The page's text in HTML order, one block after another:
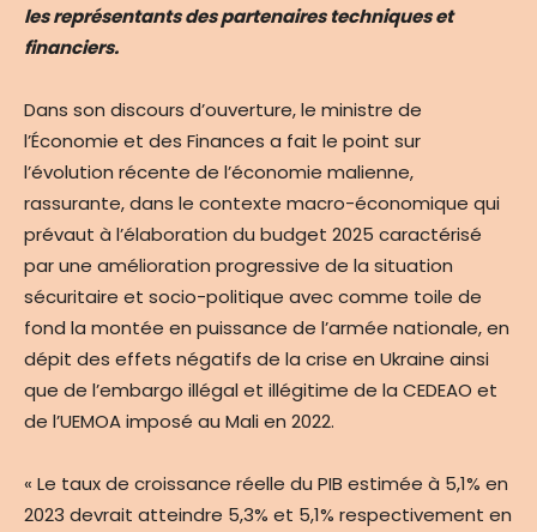
les représentants des partenaires techniques et
financiers.
Dans son discours d’ouverture, le ministre de
l’Économie et des Finances a fait le point sur
l’évolution récente de l’économie malienne,
rassurante, dans le contexte macro-économique qui
prévaut à l’élaboration du budget 2025 caractérisé
par une amélioration progressive de la situation
sécuritaire et socio-politique avec comme toile de
fond la montée en puissance de l’armée nationale, en
dépit des effets négatifs de la crise en Ukraine ainsi
que de l’embargo illégal et illégitime de la CEDEAO et
de l’UEMOA imposé au Mali en 2022.
« Le taux de croissance réelle du PIB estimée à 5,1% en
2023 devrait atteindre 5,3% et 5,1% respectivement en